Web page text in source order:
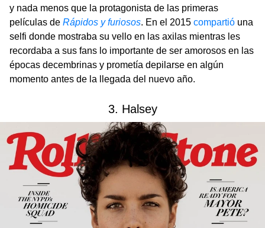
y nada menos que la protagonista de las primeras
películas de Rápidos y furiosos. En el 2015 compartió una
selfi donde mostraba su vello en las axilas mientras les
recordaba a sus fans lo importante de ser amorosos en las
épocas decembrinas y prometía depilarse en algún
momento antes de la llegada del nuevo año.
3. Halsey